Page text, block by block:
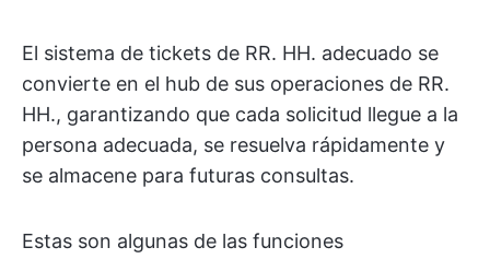
El sistema de tickets de RR. HH. adecuado se
convierte en el hub de sus operaciones de RR.
HH., garantizando que cada solicitud llegue a la
persona adecuada, se resuelva rápidamente y
se almacene para futuras consultas.
Estas son algunas de las funciones